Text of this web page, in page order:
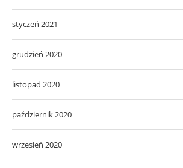
styczeń 2021
grudzień 2020
listopad 2020
październik 2020
wrzesień 2020